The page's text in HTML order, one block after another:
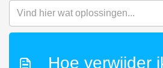
Hoe verwijder